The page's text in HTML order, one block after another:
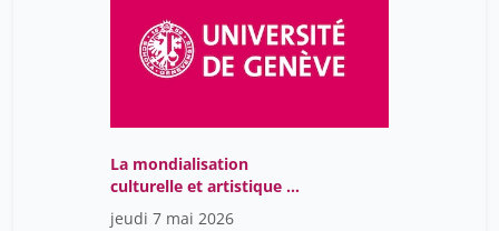
La mondialisation
culturelle et artistique au
prisme du numérique
jeudi 7 mai 2026